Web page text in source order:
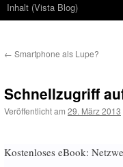
Inhalt (Vista Blog)
← Smartphone als Lupe?
Schnellzugriff
Veröffentlicht am 29. März 2013
Kostenloses eBook: